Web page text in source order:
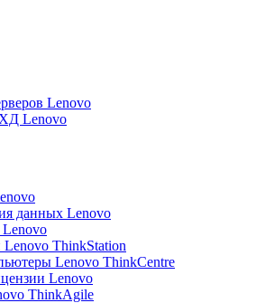
Lenovo
Lenovo
данных Lenovo
Lenovo ThinkStation
Lenovo ThinkCentre
Lenovo
ThinkAgile